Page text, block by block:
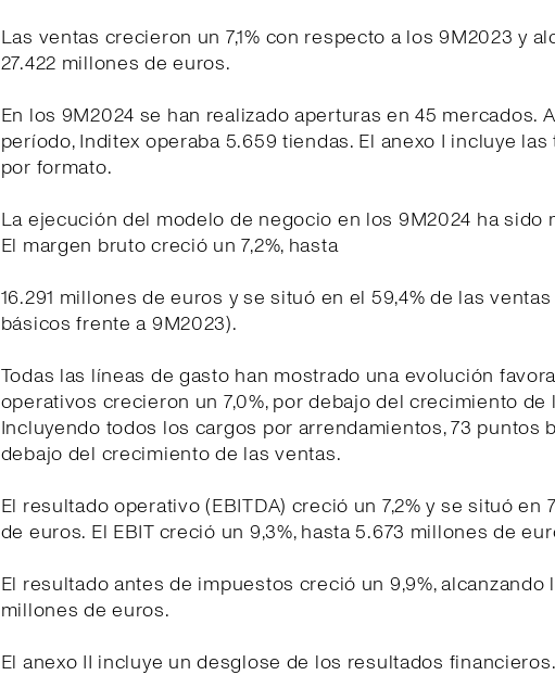
Las ventas crecieron un 7,1% con respecto a los 9M2023 y
27.422 millones de euros.
En los 9M2024 se han realizado aperturas en 45 mercados.
período, Inditex operaba 5.659 tiendas. El anexo I incluye
por formato.
La ejecución del modelo de negocio en los 9M2024 ha sido
El margen bruto creció un 7,2%, hasta
16.291 millones de euros y se situó en el 59,4% de las
básicos frente a 9M2023).
Todas las líneas de gasto han mostrado una evolución
operativos crecieron un 7,0%, por debajo del crecimiento de
Incluyendo todos los cargos por arrendamientos, 73 puntos
debajo del crecimiento de las ventas.
El resultado operativo (EBITDA) creció un 7,2% y se situó en
de euros. El EBIT creció un 9,3%, hasta 5.673 millones de
El resultado antes de impuestos creció un 9,9%, alcanzando
millones de euros.
El anexo II incluye un desglose de los resultados financieros.